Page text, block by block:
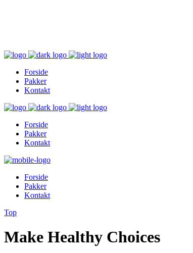
Forside
Pakker
Kontakt
Forside
Pakker
Kontakt
Forside
Pakker
Kontakt
Top
Make Healthy Choices